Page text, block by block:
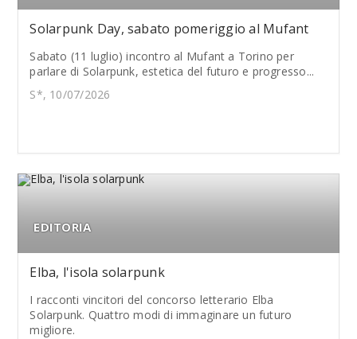
Solarpunk Day, sabato pomeriggio al Mufant
Sabato (11 luglio) incontro al Mufant a Torino per
parlare di Solarpunk, estetica del futuro e progresso...
S*, 10/07/2026
EDITORIA
Elba, l'isola solarpunk
I racconti vincitori del concorso letterario Elba
Solarpunk. Quattro modi di immaginare un futuro
migliore.